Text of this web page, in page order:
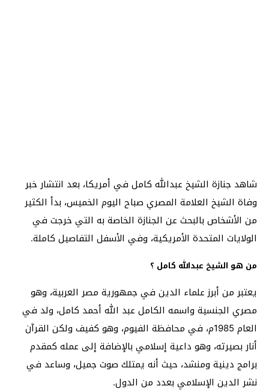
شاهد جنازة الشيخ عبدالله كامل في أمريكا، بعد انتشار خبر
وفاة الشيخ العلامة المصري صباح اليوم الخميس، بدأ الكثير
من الأشخاص بالبحث عن الجنازة الخاصة به التي خرجت في
الولايات المتحدة الأمريكية، وفي الأسفل التفاصيل كاملة.
من هو الشيخ عبدالله كامل ؟
يعتبر من أبرز علماء الدين في جمهورية مصر العربية، وهو
مصري الجنسية واسمه الكامل عبد الله أحمد كامل، ولد في
العام 1985م، في محافظة الفيوم، وهو كفيف ولكن القرآن
أنار بصيرته، وهو داعية إسلامي بالإضافة إلى عمله كمقدم
برامج دينية ومنشد، حيث أنه يمتلك صوت جميل، وساعد في
نشر الدين الإسلامي بعدد من الدول.